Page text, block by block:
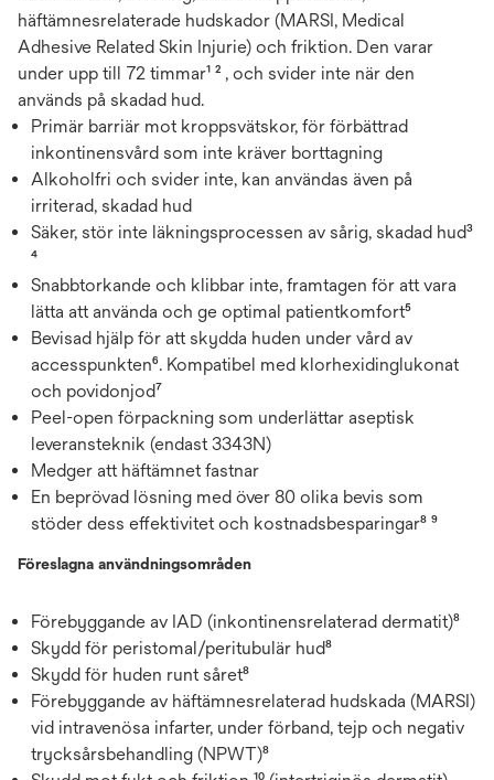
häftämnesrelaterade hudskador (MARSI, Medical
Adhesive Related Skin Injurie) och friktion. Den varar
under upp till 72 timmar¹ ² , och svider inte när den
används på skadad hud.
Primär barriär mot kroppsvätskor, för förbättrad
inkontinensvård som inte kräver borttagning
Alkoholfri och svider inte, kan användas även på
irriterad, skadad hud
Säker, stör inte läkningsprocessen av sårig, skadad hud³
⁴
Snabbtorkande och klibbar inte, framtagen för att vara
lätta att använda och ge optimal patientkomfort⁵
Bevisad hjälp för att skydda huden under vård av
accesspunkten⁶. Kompatibel med klorhexidinglukonat
och povidonjod⁷
Peel-open förpackning som underlättar aseptisk
leveransteknik (endast 3343N)
Medger att häftämnet fastnar
En beprövad lösning med över 80 olika bevis som
stöder dess effektivitet och kostnadsbesparingar⁸ ⁹
Föreslagna användningsområden
Förebyggande av IAD (inkontinensrelaterad dermatit)⁸
Skydd för peristomal/peritubulär hud⁸
Skydd för huden runt såret⁸
Förebyggande av häftämnesrelaterad hudskada (MARSI)
vid intravenösa infarter, under förband, tejp och negativ
trycksårsbehandling (NPWT)⁸